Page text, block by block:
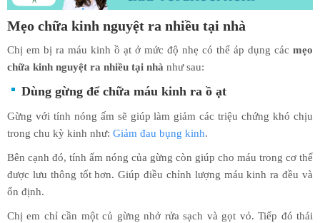
Mẹo chữa kinh nguyệt ra nhiều tại nhà
Chị em bị ra máu kinh ồ ạt ở mức độ nhẹ có thể áp dụng các mẹo
chữa kinh nguyệt ra nhiều tại nhà như sau:
Dùng gừng để chữa máu kinh ra ồ ạt
Gừng với tính nóng ấm sẽ giúp làm giảm các triệu chứng khó chịu
trong chu kỳ kinh như: Giảm đau bụng kinh.
Bên cạnh đó, tính ấm nóng của gừng còn giúp cho máu trong cơ thể
được lưu thông tốt hơn. Giúp điều chỉnh lượng máu kinh ra đều và
ổn định.
Chị em chỉ cần một củ gừng nhở rửa sạch và gọt vỏ. Tiếp đó thái